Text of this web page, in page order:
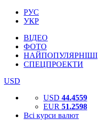
РУС
УКР
ВІДЕО
ФОТО
НАЙПОПУЛЯРНІШІ
СПЕЦПРОЕКТИ
USD
USD 44.4559
EUR 51.2598
Всі курси валют